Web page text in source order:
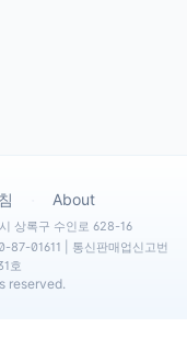
About
상록구 수인로 628-16
87-01611 | 통신판매업신고번
호
reserved.